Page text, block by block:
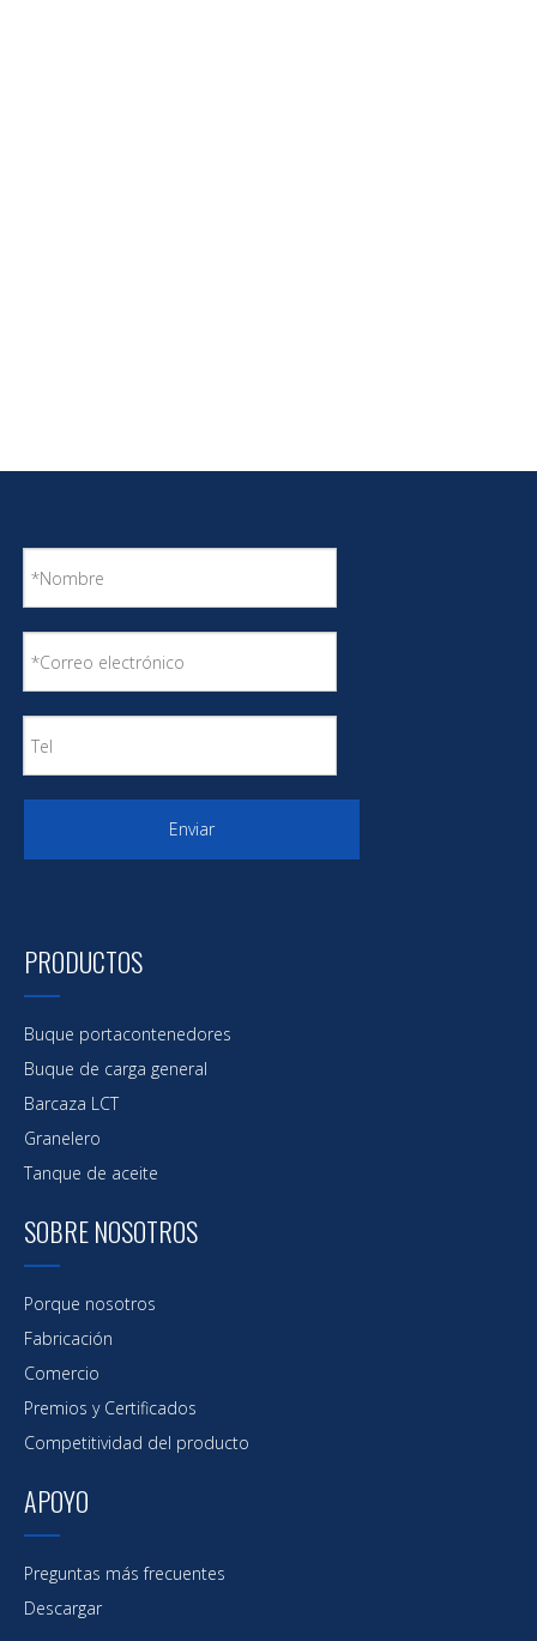
Enviar
PRODUCTOS
Buque portacontenedores
Buque de carga general
Barcaza LCT
Granelero
Tanque de aceite
SOBRE NOSOTROS
Porque nosotros
Fabricación
Comercio
Premios y Certificados
Competitividad del producto
APOYO
Preguntas más frecuentes
Descargar